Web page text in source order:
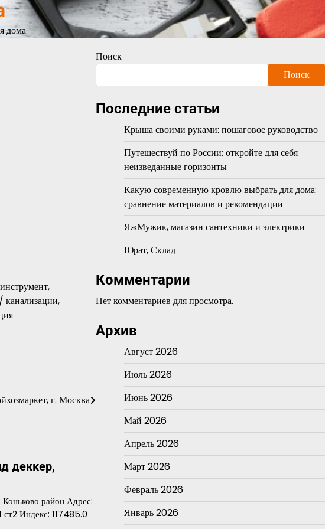
дома
г. Москва
деккер,
район Адрес:
Индекс: 117485.0
Поиск
Поиск
Последние статьи
Крыша своими руками: пошаговое руководство
Путешествуй по России: откройте для себя
неизведанные горизонты
Какую современную кровлю выбрать для дома:
сравнение материалов и рекомендации
ЯжМужик, магазин сантехники и электрики
Юрат, Склад
Комментарии
Нет комментариев для просмотра.
Архив
Август 2026
Июль 2026
Июнь 2026
Май 2026
Апрель 2026
Март 2026
Февраль 2026
Январь 2026